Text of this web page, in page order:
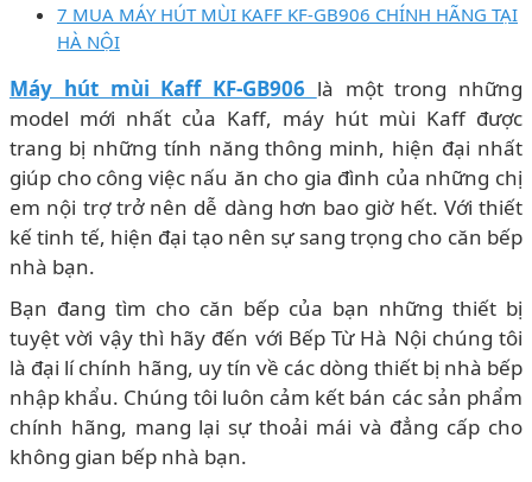
7 MUA MÁY HÚT MÙI KAFF KF-GB906 CHÍNH HÃNG TẠI
HÀ NỘI
Máy hút mùi Kaff KF-GB906 là một trong những
model mới nhất của Kaff, máy hút mùi Kaff được
trang bị những tính năng thông minh, hiện đại nhất
giúp cho công việc nấu ăn cho gia đình của những chị
em nội trợ trở nên dễ dàng hơn bao giờ hết. Với thiết
kế tinh tế, hiện đại tạo nên sự sang trọng cho căn bếp
nhà bạn.
Bạn đang tìm cho căn bếp của bạn những thiết bị
tuyệt vời vậy thì hãy đến với Bếp Từ Hà Nội chúng tôi
là đại lí chính hãng, uy tín về các dòng thiết bị nhà bếp
nhập khẩu. Chúng tôi luôn cảm kết bán các sản phẩm
chính hãng, mang lại sự thoải mái và đẳng cấp cho
không gian bếp nhà bạn.